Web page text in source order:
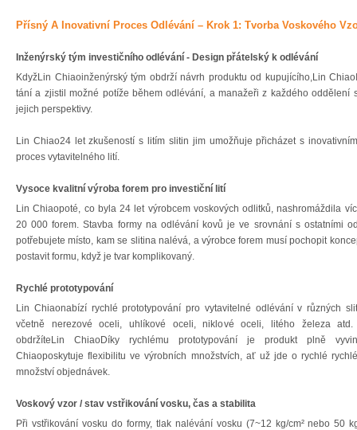
Přísný A Inovativní Proces Odlévání – Krok 1: Tvorba Voskového
Inženýrský tým investičního odlévání - Design přátelský k odlévání
KdyžLin Chiaoinženýrský tým obdrží návrh produktu od kupujícího,Lin
tání a zjistil možné potíže během odlévání, a manažeři z každého oddělení
jejich perspektivy.
Lin Chiao24 let zkušeností s litím slitin jim umožňuje přicházet s
proces vytavitelného lití.
Vysoce kvalitní výroba forem pro investiční lití
Lin Chiaopoté, co byla 24 let výrobcem voskových odlitků, nashromáždila
20 000 forem. Stavba formy na odlévání kovů je ve srovnání s ostatními
potřebujete místo, kam se slitina nalévá, a výrobce forem musí pochopit
postavit formu, když je tvar komplikovaný.
Rychlé prototypování
Lin Chiaonabízí rychlé prototypování pro vytavitelné odlévání v různých
včetně nerezové oceli, uhlíkové oceli, niklové oceli, litého železa atd.
obdržíteLin ChiaoDíky rychlému prototypování je produkt plně
Chiaoposkytuje flexibilitu ve výrobních množstvích, ať už jde o rychlé
množství objednávek.
Voskový vzor / stav vstřikování vosku, čas a stabilita
Při vstřikování vosku do formy, tlak nalévání vosku (7~12 kg/cm² nebo 50